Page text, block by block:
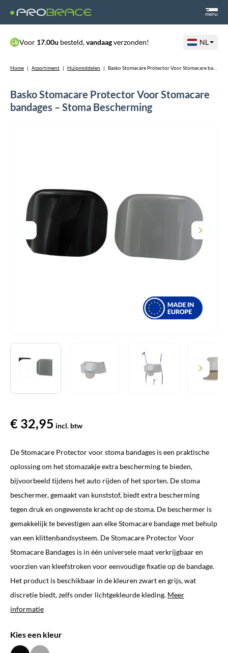
menu
Voor 17.00u besteld,vandaagverzonden! NL
Home | Assortiment | Hulpmiddelen | Basko Stomacare Protector Voor Stomacare bandages – Stoma Bescherming
Basko Stomacare Protector Voor Stomacare
bandages – Stoma Bescherming
€ 32,95 incl. btw
De Stomacare Protector voor stoma bandages is een praktische
oplossing om het stomazakje extra bescherming te bieden,
bijvoorbeeld tijdens het auto rijden of het sporten. De stoma
beschermer, gemaakt van kunststof, biedt extra bescherming
tegen druk en ongewenste kracht op de stoma. De beschermer is
gemakkelijk te bevestigen aan elke Stomacare bandage met behulp
van een klittenbandsysteem. De Stomacare Protector Voor
Stomacare Bandages is in één universele maat verkrijgbaar en
voorzien van kleefstroken voor eenvoudige fixatie op de bandage.
Het product is beschikbaar in de kleuren zwart en grijs, wat
discretie biedt, zelfs onder lichtgekleurde kleding. Meer
informatie
Kies een kleur